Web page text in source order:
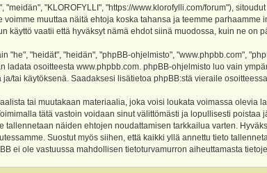
"KLOROFYLLI", "https://www.klorofylli.com/forum"),
muuttaa näitä ehtoja koska tahansa ja teemme
käyttö vaatii että hyväksyt nämä ehdot siinä muodossa, kuin ne on
"he", "heidät", "heidän", "phpBB-ohjelmisto", "www.phpbb.com",
ladata osoitteesta www.phpbb.com. phpBB-ohjelmisto luo vain
tai käytöksenä. Saadaksesi lisätietoa phpBB:stä vieraile
tai muutakaan materiaalia, joka voisi loukata voimassa olevia
tätä vastoin voidaan sinut välittömästi ja lopullisesti poistaa
näiden ehtojen noudattamisen tarkkailua varten.
Suostut myös siihen, että kaikki yllä annettu tieto
ei ole vastuussa mahdollisen tietoturvamurron aiheuttamasta